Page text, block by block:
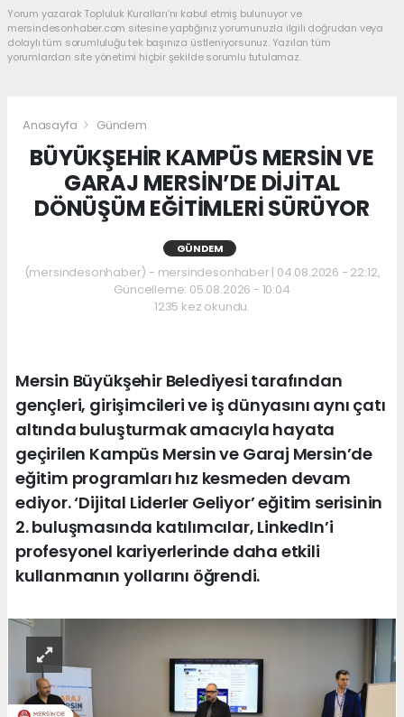
Yorum yazarak Topluluk Kuralları’nı kabul etmiş bulunuyor ve
mersindesonhaber.com sitesine yaptığınız yorumunuzla ilgili doğrudan veya
dolaylı tüm sorumluluğu tek başınıza üstleniyorsunuz. Yazılan tüm
yorumlardan site yönetimi hiçbir şekilde sorumlu tutulamaz.
Anasayfa Gündem
BÜYÜKŞEHİR KAMPÜS MERSİN VE
GARAJ MERSİN’DE DİJİTAL
DÖNÜŞÜM EĞİTİMLERİ SÜRÜYOR
GÜNDEM
(mersindesonhaber) - mersindesonhaber | 04.08.2026 - 22:12,
Güncelleme: 05.08.2026 - 10:04
1235 kez okundu.
Mersin Büyükşehir Belediyesi tarafından
gençleri, girişimcileri ve iş dünyasını aynı çatı
altında buluşturmak amacıyla hayata
geçirilen Kampüs Mersin ve Garaj Mersin’de
eğitim programları hız kesmeden devam
ediyor. ‘Dijital Liderler Geliyor’ eğitim serisinin
2. buluşmasında katılımcılar, LinkedIn’i
profesyonel kariyerlerinde daha etkili
kullanmanın yollarını öğrendi.